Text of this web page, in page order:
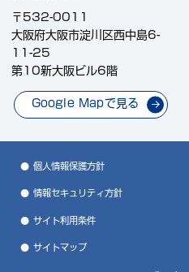
〒532-0011
大阪府大阪市淀川区西中島6-
11-25
第10新大阪ビル6階
Google Mapで見る
個人情報保護方針
情報セキュリティ方針
サイト利用条件
サイトマップ